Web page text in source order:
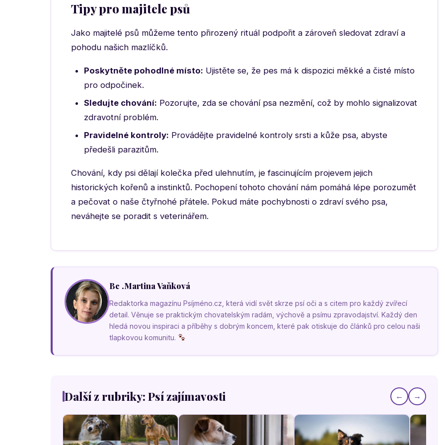
Tipy pro majitele psů
Jako majitelé psů můžeme tento přirozený rituál podpořit a zároveň sledovat zdraví a
pohodu našich mazlíčků.
Poskytněte pohodlné místo: Ujistěte se, že pes má k dispozici měkké a čisté místo
pro odpočinek.
Sledujte chování: Pozorujte, zda se chování psa nezmění, což by mohlo signalizovat
zdravotní problém.
Pravidelné kontroly: Provádějte pravidelné kontroly srsti a kůže psa, abyste
předešli parazitům.
Chování, kdy psi dělají kolečka před ulehnutím, je fascinujícím projevem jejich
historických kořenů a instinktů. Pochopení tohoto chování nám pomáhá lépe porozumět
a pečovat o naše čtyřnohé přátele. Pokud máte pochybnosti o zdraví svého psa,
neváhejte se poradit s veterinářem.
Bc .Martina Vaňková
Redaktorka magazínu Psíjméno.cz, která vidí svět skrze psí oči a s citem pro každý zvířecí
detail. Věnuje se praktickým chovatelským radám, výchově a psímu zpravodajství. Každý den
hledá novou inspiraci a příběhy s dobrým koncem, které pak otiskuje do článků pro celou naši
tlapkovou komunitu.
Další z rubriky: Psí zajímavosti ← →